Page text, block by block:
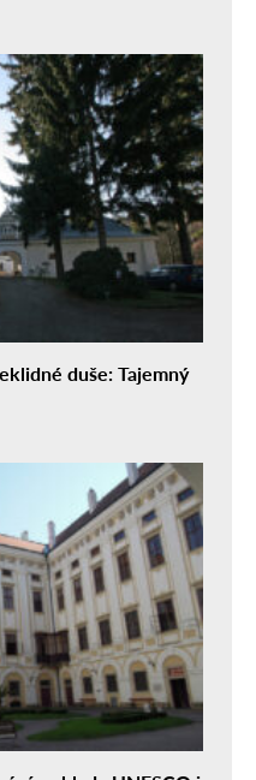
duše: Tajemný